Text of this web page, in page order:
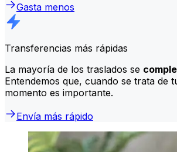
Gasta menos
Transferencias más rápidas
La mayoría de los traslados se
Entendemos que, cuando se trata de
momento es importante.
Envía más rápido